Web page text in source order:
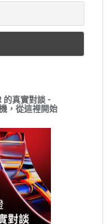
真實對談 -
，從這裡開始